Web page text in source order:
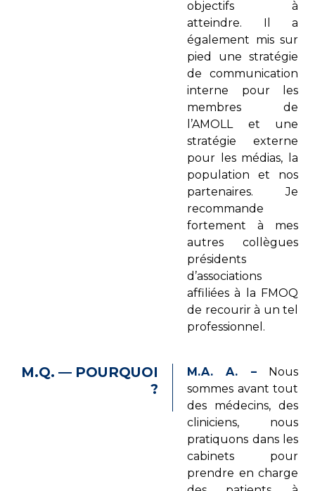
objectifs à
atteindre. Il a
également mis sur
pied une stratégie
de communication
interne pour les
membres de
l’AMOLL et une
stratégie externe
pour les médias, la
population et nos
partenaires. Je
recommande
fortement à mes
autres collègues
présidents
d’associations
affiliées à la FMOQ
de recourir à un tel
professionnel.
M.Q. — POURQUOI
?
M.A. A. –Nous
sommes avant tout
des médecins, des
cliniciens, nous
pratiquons dans les
cabinets pour
prendre en charge